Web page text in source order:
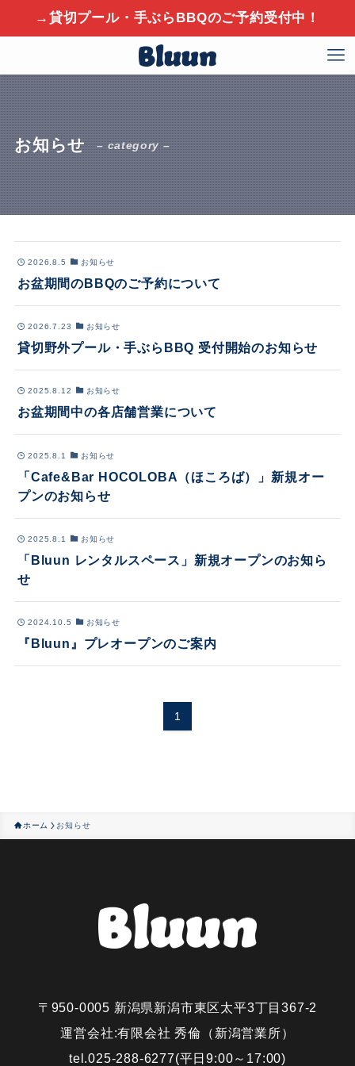
→貸切プール・手ぶらBBQのご予約受付中！
お知らせ – category –
2026.8.5 お知らせ
お盆期間のBBQのご予約について
2026.7.23 お知らせ
貸切野外プール・手ぶらBBQ 受付開始のお知らせ
2025.8.12 お知らせ
お盆期間中の各店舗営業について
2025.8.1 お知らせ
「Cafe&Bar HOCOLOBA（ほころば）」新規オー
プンのお知らせ
2025.8.1 お知らせ
「Bluun レンタルスペース」新規オープンのお知ら
せ
2024.10.5 お知らせ
『Bluun』プレオープンのご案内
1
ホーム お知らせ
〒950-0005 新潟県新潟市東区太平3丁目367-2
運営会社:有限会社 秀倫（新潟営業所）
tel.025-288-6277(平日9:00～17:00)